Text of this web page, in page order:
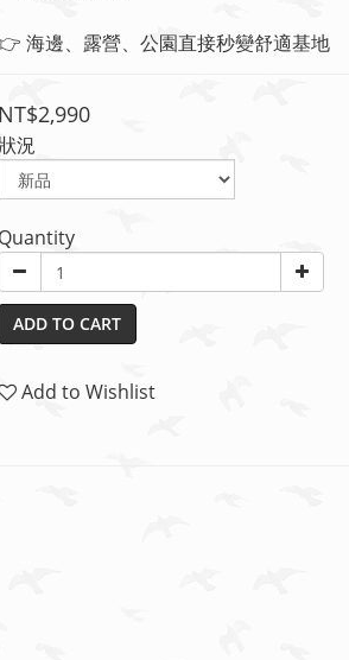
海邊、露營、公園直接秒變舒適基地
NT$2,990
況
Quantity
ADD TO CART
Add to Wishlist